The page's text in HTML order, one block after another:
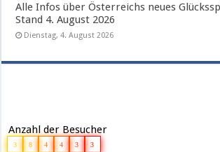
Alle Infos über Österreichs neues
Stand 4. August 2026
Dienstag, 4. August 2026
Anzahl der Besucher
3 8 4 4 3 3